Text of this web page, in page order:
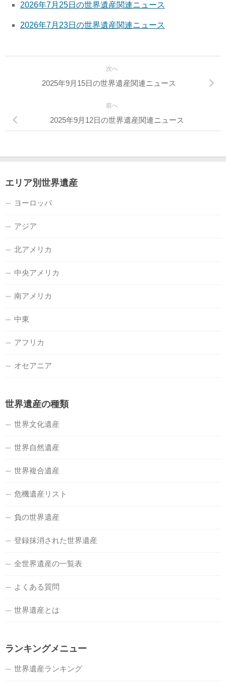
2026年7月25日の世界遺産関連ニュース
2026年7月23日の世界遺産関連ニュース
次へ
2025年9月15日の世界遺産関連ニュース
前へ
2025年9月12日の世界遺産関連ニュース
エリア別世界遺産
ヨーロッパ
アジア
北アメリカ
中央アメリカ
南アメリカ
中東
アフリカ
オセアニア
世界遺産の種類
世界文化遺産
世界自然遺産
世界複合遺産
危機遺産リスト
負の世界遺産
登録抹消された世界遺産
全世界遺産の一覧表
よくある質問
世界遺産とは
ランキングメニュー
世界遺産ランキング